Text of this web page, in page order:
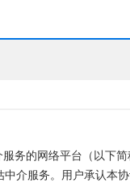
务的网络平台（以下
介服务。用户承认本